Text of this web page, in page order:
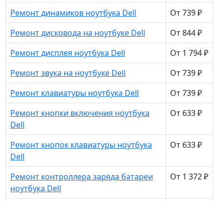
Ремонт динамиков ноутбука Dell
От 739 ₽
Ремонт дисковода на ноутбуке Dell
От 844 ₽
Ремонт дисплея ноутбука Dell
От 1 794 ₽
Ремонт звука на ноутбуке Dell
От 739 ₽
Ремонт клавиатуры ноутбука Dell
От 739 ₽
Ремонт кнопки включения ноутбука
Dell
От 633 ₽
Ремонт кнопок клавиатуры ноутбука
Dell
От 633 ₽
Ремонт контроллера заряда батареи
ноутбука Dell
От 1 372 ₽